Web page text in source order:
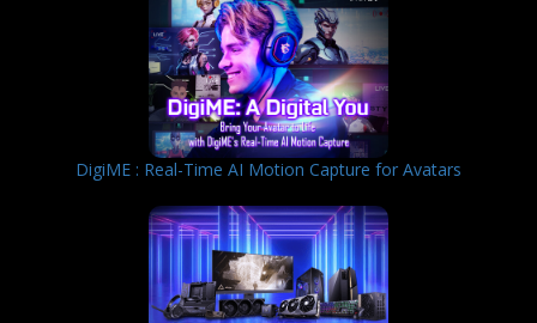
DigiME : Real-Time AI Motion Capture for Avatars